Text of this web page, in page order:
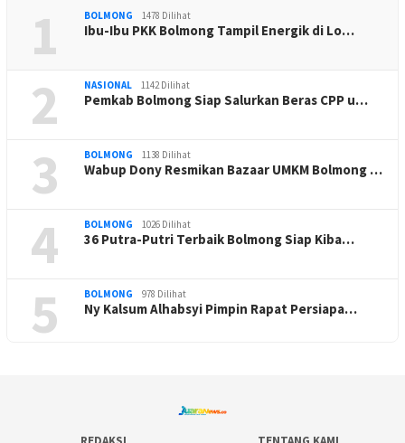
1 BOLMONG 1478 Dilihat
Ibu-Ibu PKK Bolmong Tampil Energik di Lo…
2 NASIONAL 1142 Dilihat
Pemkab Bolmong Siap Salurkan Beras CPP u…
3 BOLMONG 1138 Dilihat
Wabup Dony Resmikan Bazaar UMKM Bolmong …
4 BOLMONG 1026 Dilihat
36 Putra-Putri Terbaik Bolmong Siap Kiba…
5 BOLMONG 978 Dilihat
Ny Kalsum Alhabsyi Pimpin Rapat Persiapa…